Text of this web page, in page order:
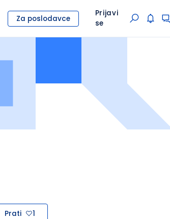
Za poslodavce
Prijavi
se
Prati 1